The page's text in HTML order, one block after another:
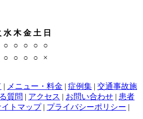
水 木 金 土 日
○ ○ ○ ○
○
○ ○ ○ ○ ×
| メニュー・料金 | 症例集 | 交通事故施
質問 | アクセス | お問い合わせ | 患者
イトマップ| プライバシーポリシー |